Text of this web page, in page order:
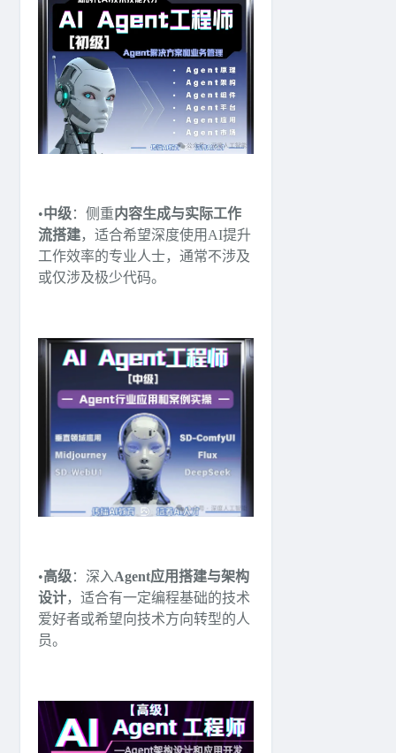
•中级：侧重内容生成与实际工作
流搭建，适合希望深度使用AI提升
工作效率的专业人士，通常不涉及
或仅涉及极少代码。
•高级：深入Agent应用搭建与架构
设计，适合有一定编程基础的技术
爱好者或希望向技术方向转型的人
员。